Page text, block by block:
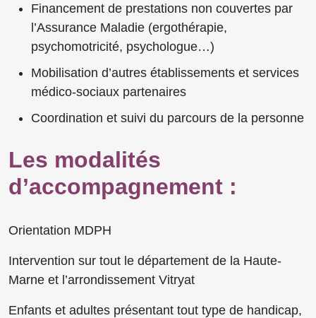
Financement de prestations non couvertes par
l’Assurance Maladie (ergothérapie,
psychomotricité, psychologue…)
Mobilisation d’autres établissements et services
médico-sociaux partenaires
Coordination et suivi du parcours de la personne
Les modalités
d’accompagnement :
Orientation MDPH
Intervention sur tout le département de la Haute-
Marne et l’arrondissement Vitryat
Enfants et adultes présentant tout type de handicap,